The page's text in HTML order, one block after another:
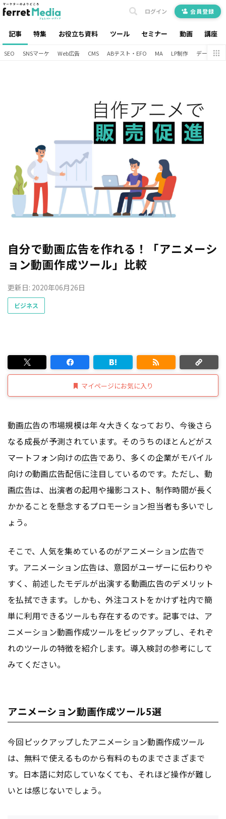
記事 特集 お役立ち資料 ツール セミナー 動画 講座
ログイン 会員登録
SEO SNSマーケ Web広告 CMS ABテスト・EFO MA LP制作 データ分析
自分で動画広告を作れる！「アニメーシ
ョン動画作成ツール」比較
更新日: 2020年06月26日
ビジネス
マイページにお気に入り
動画広告の市場規模は年々大きくなっており、今後さら
なる成長が予測されています。そのうちのほとんどがス
マートフォン向けの広告であり、多くの企業がモバイル
向けの動画広告配信に注目しているのです。ただし、動
画広告は、出演者の起用や撮影コスト、制作時間が長く
かかることを懸念するプロモーション担当者も多いでし
ょう。
そこで、人気を集めているのがアニメーション広告で
す。アニメーション広告は、意図がユーザーに伝わりや
すく、前述したモデルが出演する動画広告のデメリット
を払拭できます。しかも、外注コストをかけず社内で簡
単に利用できるツールも存在するのです。記事では、ア
ニメーション動画作成ツールをピックアップし、それぞ
れのツールの特徴を紹介します。導入検討の参考にして
みてください。
アニメーション動画作成ツール5選
今回ピックアップしたアニメーション動画作成ツール
は、無料で使えるものから有料のものまでさまざまで
す。日本語に対応していなくても、それほど操作が難し
いとは感じないでしょう。